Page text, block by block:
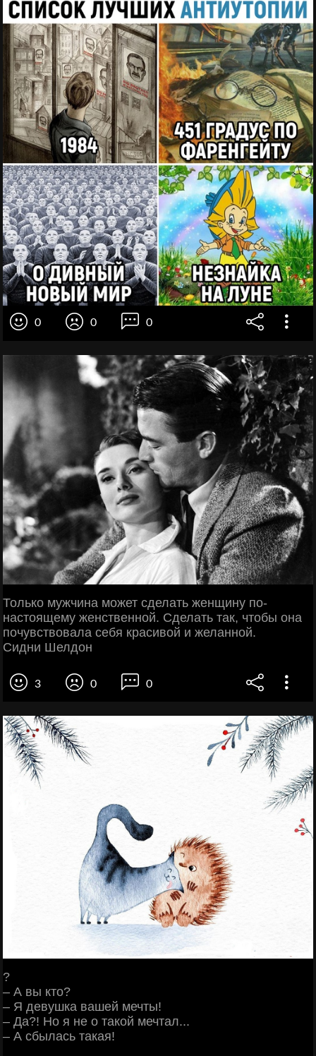
0 0 0
Только мужчина может сделать женщину по-
настоящему женственной. Сделать так, чтобы она
почувствовала себя красивой и желанной.
Сидни Шелдон
3 0 0
?
– А вы кто?
– Я девушка вашей мечты!
– Да?! Но я не о такой мечтал...
– А сбылась такая!